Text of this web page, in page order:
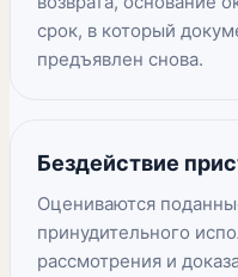
срок, в который
предъявлен снова.
Бездействие
Оцениваются
принудительного
рассмотрения и